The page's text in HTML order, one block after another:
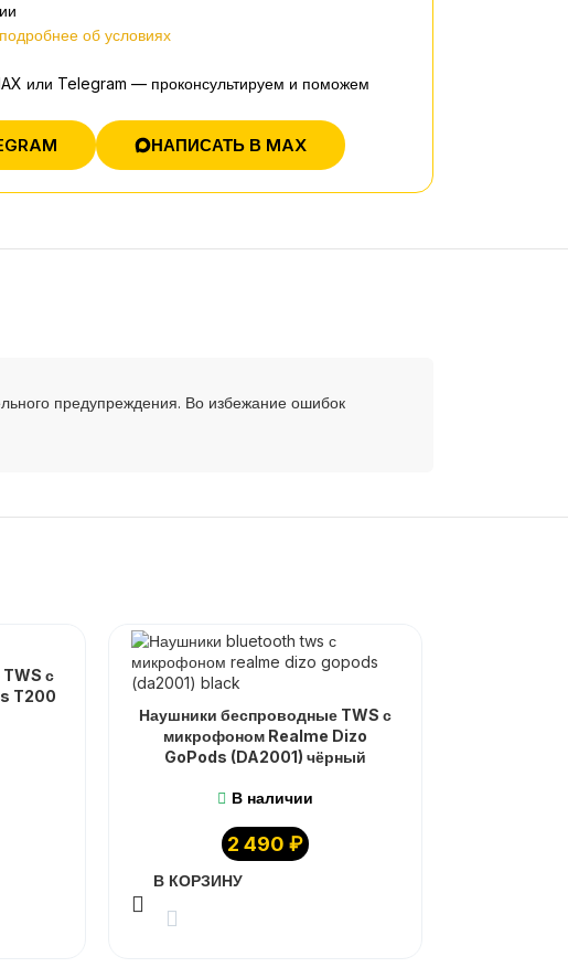
подробнее об условиях
или Telegram — проконсультируем и поможем
НАПИСАТЬ В MAX
предупреждения. Во избежание ошибок
с
T200
Наушники беспроводные TWS с
микрофоном Realme Dizo
GoPods (DA2001) чёрный
В наличии
2 490 ₽
В КОРЗИНУ